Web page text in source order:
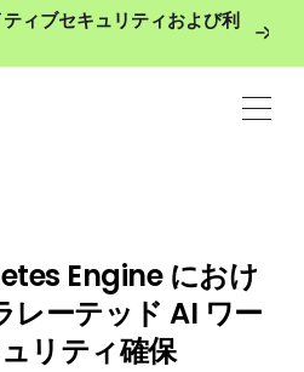
ィブセキュリティおよび利
Engine におけ
レーテッド AI ワー
リティ確保